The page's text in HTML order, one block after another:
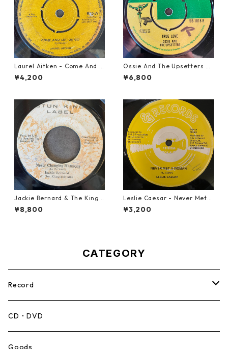
Laurel Aitken - Come And L
et Us Go【7-21779】
¥4,200
Ossie And The Upsetters -
True Love【7-22000】
¥6,800
Jackie Bernard & The Kings
tonians - Never Changing H
armony【7-21948】
¥8,800
Leslie Caesar - Never Met A
Woman【12-50067】
¥3,200
CATEGORY
Record
Mento,Calypso,Ballad
Ska
CD・DVD
Goods